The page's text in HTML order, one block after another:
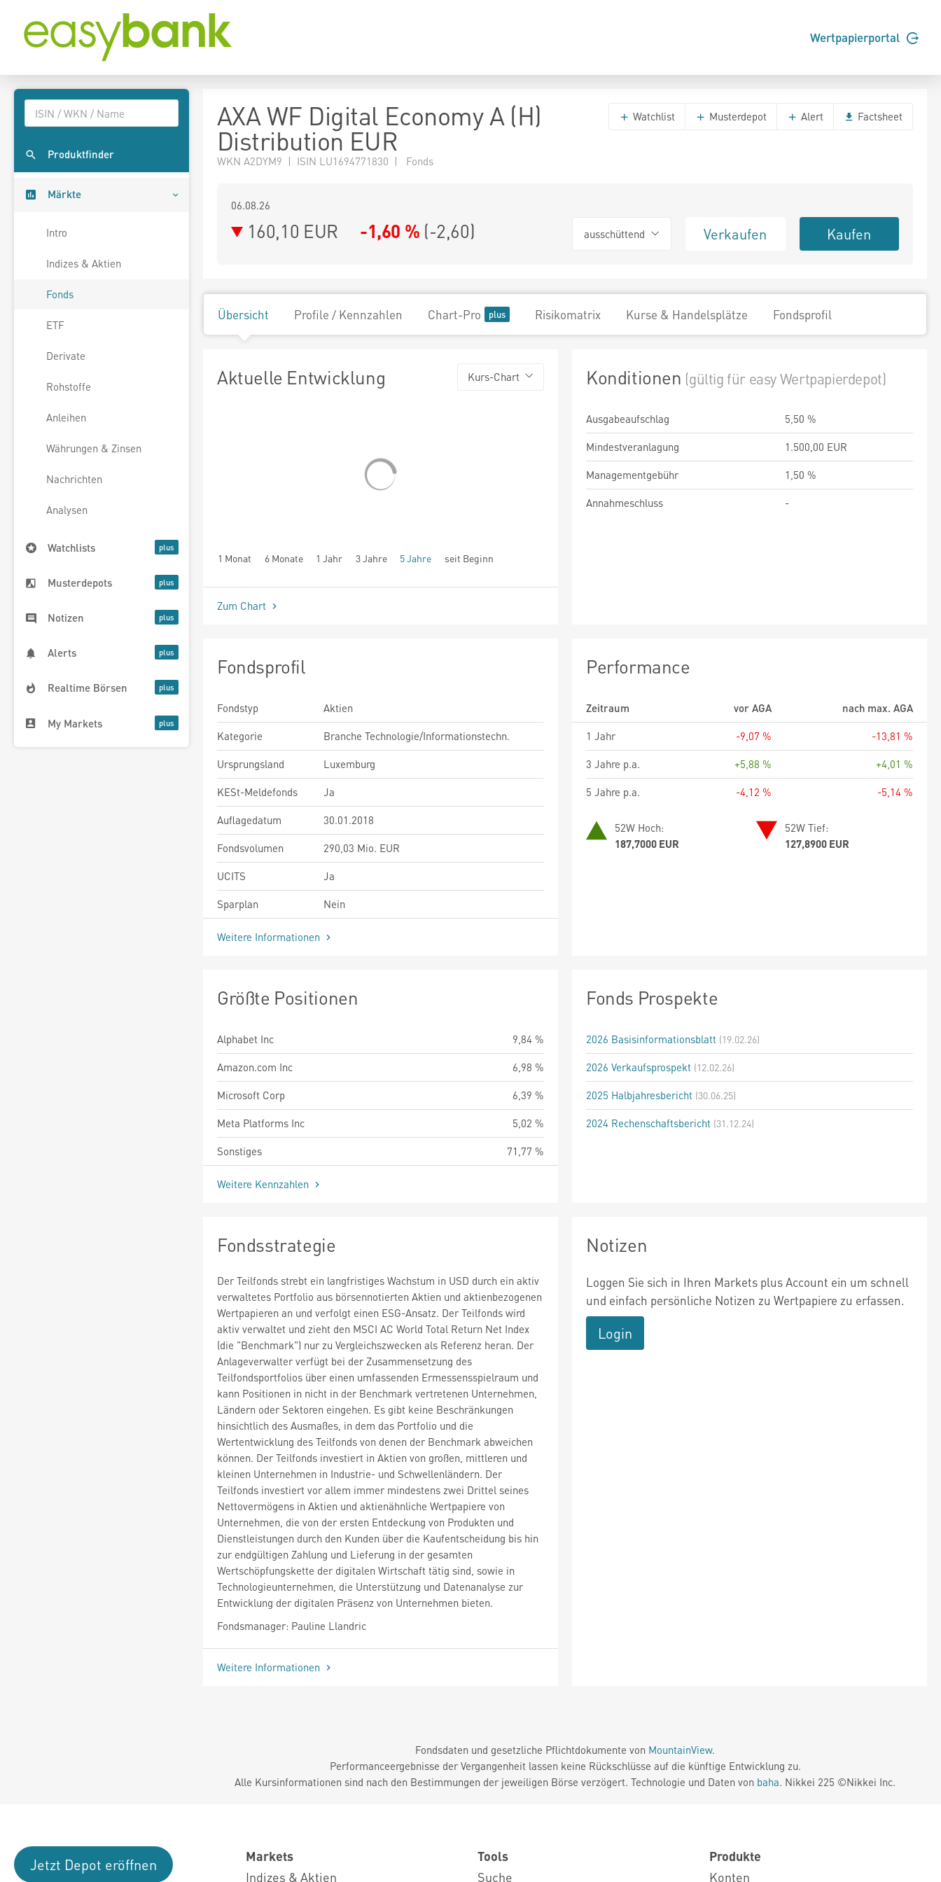
Wertpapierportal
Produktfinder
Märkte
Intro
Indizes & Aktien
Fonds
ETF
Derivate
Rohstoffe
Anleihen
Währungen & Zinsen
Nachrichten
Analysen
Watchlists
Musterdepots
Notizen
Alerts
Realtime Börsen
My Markets
AXA WF Digital Economy A (H)
Distribution EUR
WKN A2DYM9 | ISIN LU1694771830 | Fonds
Watchlist Musterdepot Alert Factsheet
06.08.26
160,10 EUR -1,60 % (-2,60) ausschüttend Verkaufen Kaufen
Übersicht Profile / Kennzahlen Chart-Pro Risikomatrix Kurse & Handelsplätze Fondsprofil
Aktuelle Entwicklung Kurs-Chart
1 Monat 6 Monate 1 Jahr 3 Jahre 5 Jahre seit Beginn
Zum Chart
Konditionen (gültig für easy Wertpapierdepot)
Ausgabeaufschlag
5,50 %
Mindestveranlagung
1.500,00 EUR
Managementgebühr
1,50 %
Annahmeschluss
-
Fondsprofil
Fondstyp
Aktien
Kategorie
Branche Technologie/Informationstechn.
Ursprungsland
Luxemburg
KESt-Meldefonds
Ja
Auflagedatum
30.01.2018
Fondsvolumen
290,03 Mio. EUR
UCITS
Ja
Sparplan
Nein
Weitere Informationen
Performance
Zeitraum vor AGA
nach max. AGA
1 Jahr
-9,07 %
-13,81 %
3 Jahre p.a.
+5,88 %
+4,01 %
5 Jahre p.a.
-4,12 % -5,14 %
52W Hoch:
187,7000 EUR
52W Tief:
127,8900 EUR
Größte Positionen
Alphabet Inc
9,84 %
Amazon.com Inc
6,98 %
Microsoft Corp
6,39 %
Meta Platforms Inc
5,02 %
Sonstiges
71,77 %
Weitere Kennzahlen
Fonds Prospekte
2026 Basisinformationsblatt (19.02.26)
2026 Verkaufsprospekt (12.02.26)
2025 Halbjahresbericht (30.06.25)
2024 Rechenschaftsbericht (31.12.24)
Fondsstrategie
Der Teilfonds strebt ein langfristiges Wachstum in USD durch ein aktiv
verwaltetes Portfolio aus börsennotierten Aktien und aktienbezogenen
Wertpapieren an und verfolgt einen ESG-Ansatz. Der Teilfonds wird
aktiv verwaltet und zieht den MSCI AC World Total Return Net Index
(die "Benchmark") nur zu Vergleichszwecken als Referenz heran. Der
Anlageverwalter verfügt bei der Zusammensetzung des
Teilfondsportfolios über einen umfassenden Ermessensspielraum und
kann Positionen in nicht in der Benchmark vertretenen Unternehmen,
Ländern oder Sektoren eingehen. Es gibt keine Beschränkungen
hinsichtlich des Ausmaßes, in dem das Portfolio und die
Wertentwicklung des Teilfonds von denen der Benchmark abweichen
können. Der Teilfonds investiert in Aktien von großen, mittleren und
kleinen Unternehmen in Industrie- und Schwellenländern. Der
Teilfonds investiert vor allem immer mindestens zwei Drittel seines
Nettovermögens in Aktien und aktienähnliche Wertpapiere von
Unternehmen, die von der ersten Entdeckung von Produkten und
Dienstleistungen durch den Kunden über die Kaufentscheidung bis hin
zur endgültigen Zahlung und Lieferung in der gesamten
Wertschöpfungskette der digitalen Wirtschaft tätig sind, sowie in
Technologieunternehmen, die Unterstützung und Datenanalyse zur
Entwicklung der digitalen Präsenz von Unternehmen bieten.
Fondsmanager: Pauline Llandric
Weitere Informationen
Notizen
Loggen Sie sich in Ihren Markets plus Account ein um schnell
und einfach persönliche Notizen zu Wertpapiere zu erfassen.
Login
Fondsdaten und gesetzliche Pflichtdokumente von MountainView.
Performanceergebnisse der Vergangenheit lassen keine Rückschlüsse auf die künftige Entwicklung zu.
Alle Kursinformationen sind nach den Bestimmungen der jeweiligen Börse verzögert. Technologie und Daten von baha. Nikkei 225 ©Nikkei Inc.
Jetzt Depot eröffnen
Markets
Indizes & Aktien
Tools
Suche
Produkte
Konten